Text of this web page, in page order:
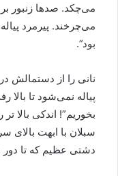
می‌چکد. صدها زنبور
می‌چرخند. پیرمرد
بود”.
نانی را از دستمالش
پیاله نمی‌شود تا
بخوریم”! اندکی بالا
سبلان با ابهت بالای
دشتی عظیم که تا دور